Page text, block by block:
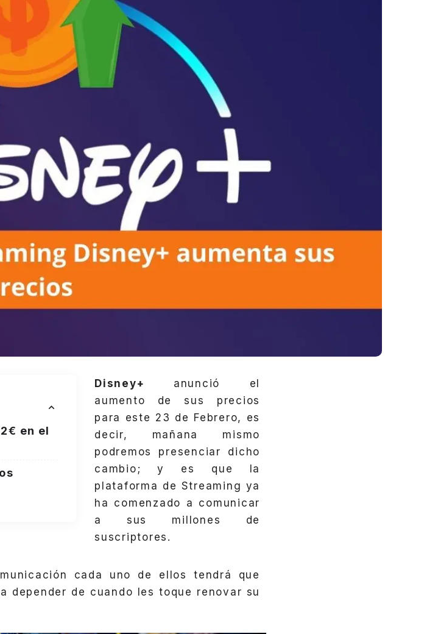
en el
Disney+ anunció el
aumento de sus precios
para este 23 de Febrero, es
decir, mañana mismo
podremos presenciar dicho
cambio; y es que la
plataforma de Streaming ya
ha comenzado a comunicar
a sus millones de
suscriptores.
cada uno de ellos tendrá que
depender de cuando les toque renovar su